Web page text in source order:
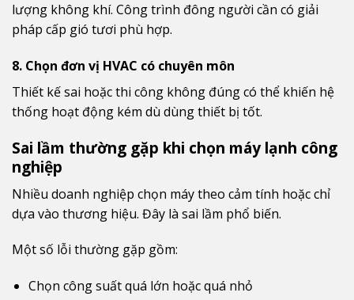
lượng không khí. Công trình đông người cần có giải
pháp cấp gió tươi phù hợp.
8. Chọn đơn vị HVAC có chuyên môn
Thiết kế sai hoặc thi công không đúng có thể khiến hệ
thống hoạt động kém dù dùng thiết bị tốt.
Sai lầm thường gặp khi chọn máy lạnh công
nghiệp
Nhiều doanh nghiệp chọn máy theo cảm tính hoặc chỉ
dựa vào thương hiệu. Đây là sai lầm phổ biến.
Một số lỗi thường gặp gồm:
Chọn công suất quá lớn hoặc quá nhỏ